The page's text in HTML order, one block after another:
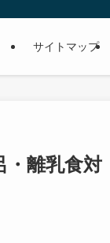
サイトマップ
・離乳食対